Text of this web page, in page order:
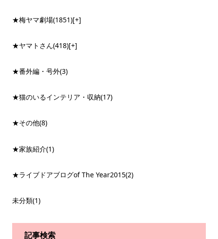
★梅ヤマ劇場(1851)[+]
★ヤマトさん(418)[+]
★番外編・号外(3)
★猫のいるインテリア・収納(17)
★その他(8)
★家族紹介(1)
★ライブドアブログof The Year2015(2)
未分類(1)
記事検索